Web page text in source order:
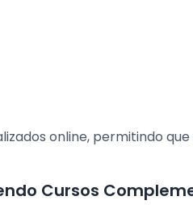
online, permitindo
Cursos